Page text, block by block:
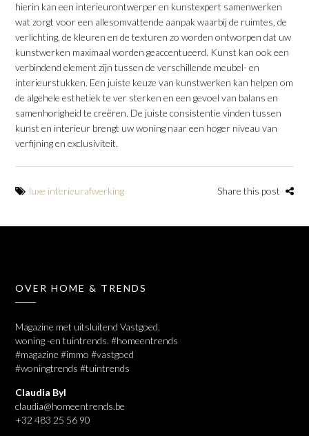
hierin kan een interieurontwerper en kunstexpert samenwerken
wat zorgt voor een allesomvattende aanpak waarbij de ruimtes, de
verlichting, de kleuren en de texturen zo worden ontworpen dat uw
kunstwerken maximaal worden geaccentueerd. Kunst kan ook een
verbindend element zijn tussen de verschillende meubel- en
interieurstukken. Een juiste keuze van kunstwerken kan helpen om
de algehele esthetiek te ver sterken en een gevoel van balans en
samenhorigheid te creëren. De juiste consistentie vinden tussen
kunst en interieur brengt uw woning naar een hoger niveau van
verfijning en exclusiviteit.
luxe interieurafwerking Share this post
OVER HOME & TRENDS
Magazine met uitsluitend Vastgoed,
woning -en tuintrends. #homeentrends
#magazine #immo #vastgoed
#woningtrends #tuintrends
Claudia Byl
claudia@homeentrends.be
+32 483 25 56 90